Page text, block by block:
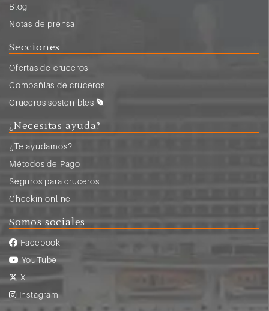
Blog
Notas de prensa
Secciones
Ofertas de cruceros
Compañias de cruceros
Cruceros sostenibles
¿Necesitas ayuda?
¿Te ayudamos?
Métodos de Pago
Seguros para cruceros
Checkin online
Somos sociales
Facebook
YouTube
X
Instagram